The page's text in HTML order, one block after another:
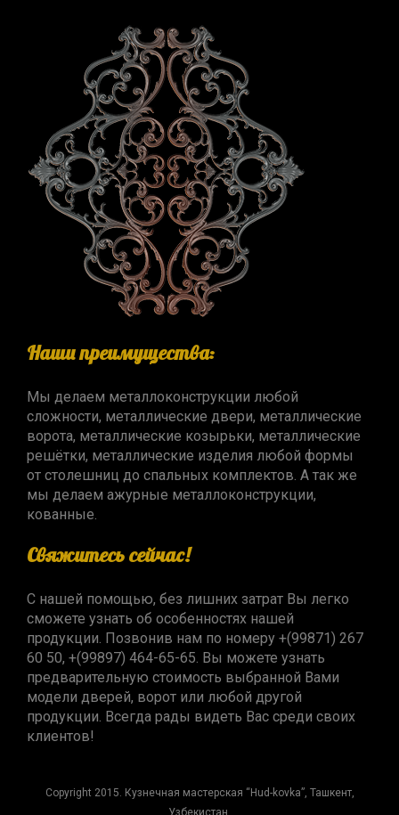
Наши преимущества:
Мы делаем металлоконструкции любой
сложности, металлические двери, металлические
ворота, металлические козырьки, металлические
решётки, металлические изделия любой формы
от столешниц до спальных комплектов. А так же
мы делаем ажурные металлоконструкции,
кованные.
Свяжитесь сейчас!
С нашей помощью, без лишних затрат Вы легко
сможете узнать об особенностях нашей
продукции. Позвонив нам по номеру +(99871) 267
60 50, +(99897) 464-65-65. Вы можете узнать
предварительную стоимость выбранной Вами
модели дверей, ворот или любой другой
продукции. Всегда рады видеть Вас среди своих
клиентов!
Copyright 2015. Кузнечная мастерская “Hud-kovka”, Ташкент,
Узбекистан.